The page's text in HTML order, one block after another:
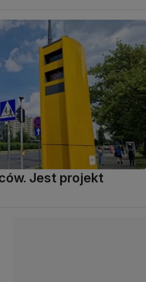
Jest projekt